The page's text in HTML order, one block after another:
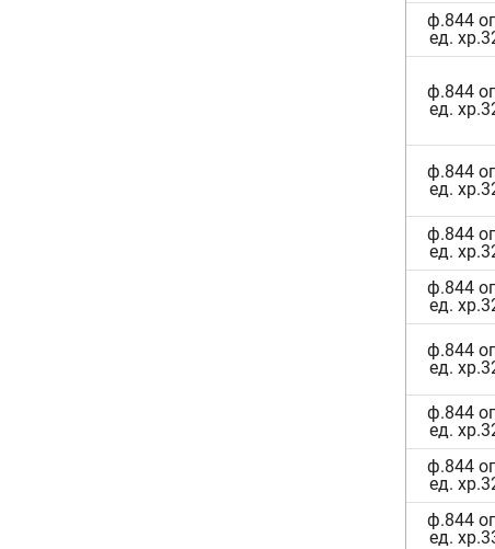
ф.844
ед.
ф.844
ед.
ф.844
ед.
ф.844
ед.
ф.844
ед.
ф.844
ед.
ф.844
ед.
ф.844
ед.
ф.844
ед.